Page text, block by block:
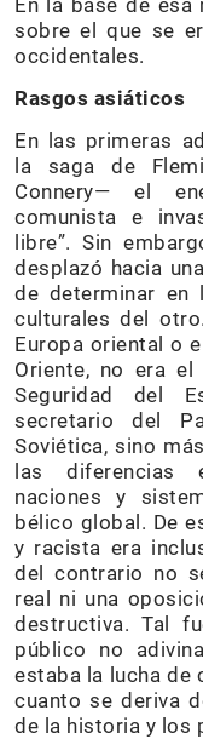
sobre el que se
occidentales.
Rasgos asiáticos
En las primeras
la saga de
Connery— el
comunista e
libre”. Sin
desplazó hacia
de determinar en
culturales del
Europa oriental o
Oriente, no era
Seguridad del
secretario del
Soviética, sino
las diferencias
naciones y
bélico global. De
y racista era
del contrario no
real ni una
destructiva. Tal
público no
estaba la lucha de
cuanto se deriva
de la historia y los